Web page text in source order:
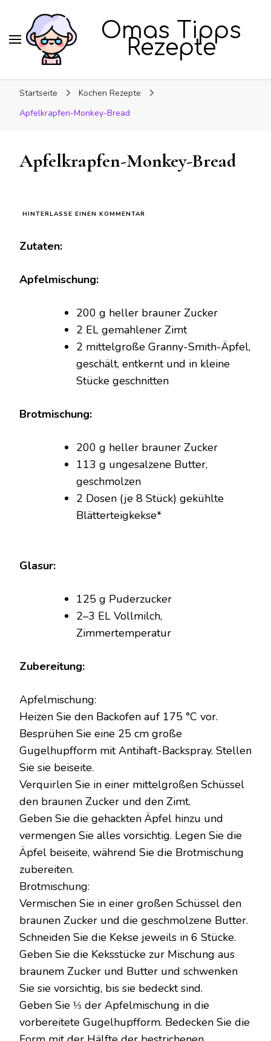
Omas Tipps
Rezepte
Startseite
Kochen Rezepte
Apfelkrapfen-Monkey-Bread
Apfelkrapfen-Monkey-Bread
HINTERLASSE EINEN KOMMENTAR
Zutaten:
Apfelmischung:
200 g heller brauner Zucker
2 EL gemahlener Zimt
2 mittelgroße Granny-Smith-Äpfel,
geschält, entkernt und in kleine
Stücke geschnitten
Brotmischung:
200 g heller brauner Zucker
113 g ungesalzene Butter,
geschmolzen
2 Dosen (je 8 Stück) gekühlte
Blätterteigkekse*
Glasur:
125 g Puderzucker
2–3 EL Vollmilch,
Zimmertemperatur
Zubereitung:
Apfelmischung:
Heizen Sie den Backofen auf 175 °C vor.
Besprühen Sie eine 25 cm große
Gugelhupfform mit Antihaft-Backspray. Stellen
Sie sie beiseite.
Verquirlen Sie in einer mittelgroßen Schüssel
den braunen Zucker und den Zimt.
Geben Sie die gehackten Äpfel hinzu und
vermengen Sie alles vorsichtig. Legen Sie die
Äpfel beiseite, während Sie die Brotmischung
zubereiten.
Brotmischung:
Vermischen Sie in einer großen Schüssel den
braunen Zucker und die geschmolzene Butter.
Schneiden Sie die Kekse jeweils in 6 Stücke.
Geben Sie die Keksstücke zur Mischung aus
braunem Zucker und Butter und schwenken
Sie sie vorsichtig, bis sie bedeckt sind.
Geben Sie ⅓ der Apfelmischung in die
vorbereitete Gugelhupfform. Bedecken Sie die